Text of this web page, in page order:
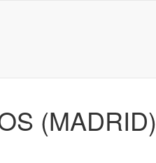
(MADRID)